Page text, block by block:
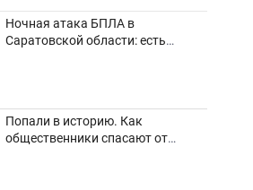
Ночная атака БПЛА в
Саратовской области: есть
Попали в историю. Как
общественники спасают от